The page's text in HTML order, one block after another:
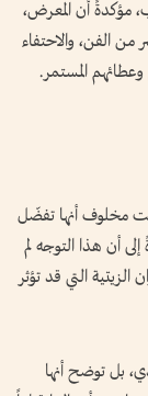
مؤكدةً أن المعرض،
من الفن، والاحتفاء
وعطائهم المستمر.
مخلوف أنها تفضّل
أن هذا التوجه لم
التي قد تؤثر
بل توضح أنها